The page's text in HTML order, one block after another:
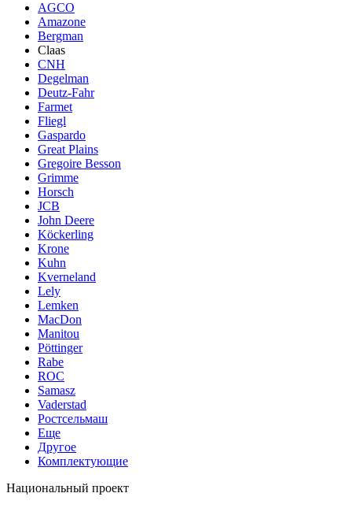
AGCO
Amazone
Bergman
Claas
CNH
Degelman
Deutz-Fahr
Farmet
Fliegl
Gaspardo
Great Plains
Gregoire Besson
Grimme
Horsch
JCB
John Deere
Köckerling
Krone
Kuhn
Kverneland
Lely
Lemken
MacDon
Manitou
Pöttinger
Rabe
ROC
Samasz
Vaderstad
Ростсельмаш
Еще
Другое
Комплектующие
Национальный проект